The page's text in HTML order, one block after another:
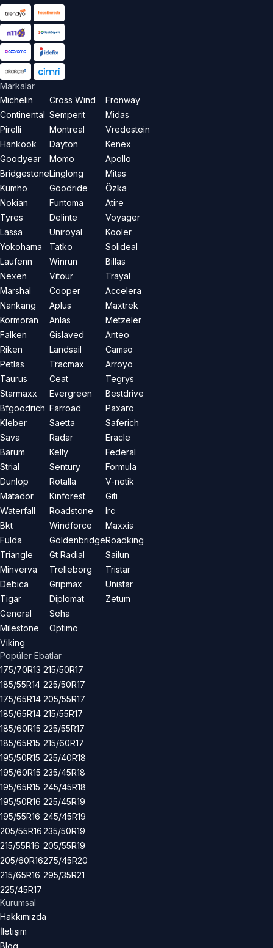
Markalar
Michelin
Continental
Pirelli
Hankook
Goodyear
Bridgestone
Kumho
Nokian
Tyres
Lassa
Yokohama
Laufenn
Nexen
Marshal
Nankang
Kormoran
Falken
Riken
Petlas
Taurus
Starmaxx
Bfgoodrich
Kleber
Sava
Barum
Strial
Dunlop
Matador
Waterfall
Bkt
Fulda
Triangle
Minverva
Debica
Tigar
General
Milestone
Viking
Cross Wind
Semperit
Montreal
Dayton
Momo
Linglong
Goodride
Funtoma
Delinte
Uniroyal
Tatko
Winrun
Vitour
Cooper
Aplus
Anlas
Gislaved
Landsail
Tracmax
Ceat
Evergreen
Farroad
Saetta
Radar
Kelly
Sentury
Rotalla
Kinforest
Roadstone
Windforce
Goldenbridge
Gt Radial
Trelleborg
Gripmax
Diplomat
Seha
Optimo
Fronway
Midas
Vredestein
Kenex
Apollo
Mitas
Özka
Atire
Voyager
Kooler
Solideal
Billas
Trayal
Accelera
Maxtrek
Metzeler
Anteo
Camso
Arroyo
Tegrys
Bestdrive
Paxaro
Saferich
Eracle
Federal
Formula
V-netik
Giti
Irc
Maxxis
Roadking
Sailun
Tristar
Unistar
Zetum
Popüler Ebatlar
175/70R13
185/55R14
175/65R14
185/65R14
185/60R15
185/65R15
195/50R15
195/60R15
195/65R15
195/50R16
195/55R16
205/55R16
215/55R16
205/60R16
215/65R16
225/45R17
215/50R17
225/50R17
205/55R17
215/55R17
225/55R17
215/60R17
225/40R18
235/45R18
245/45R18
225/45R19
245/45R19
235/50R19
205/55R19
275/45R20
295/35R21
Kurumsal
Hakkımızda
İletişim
Blog